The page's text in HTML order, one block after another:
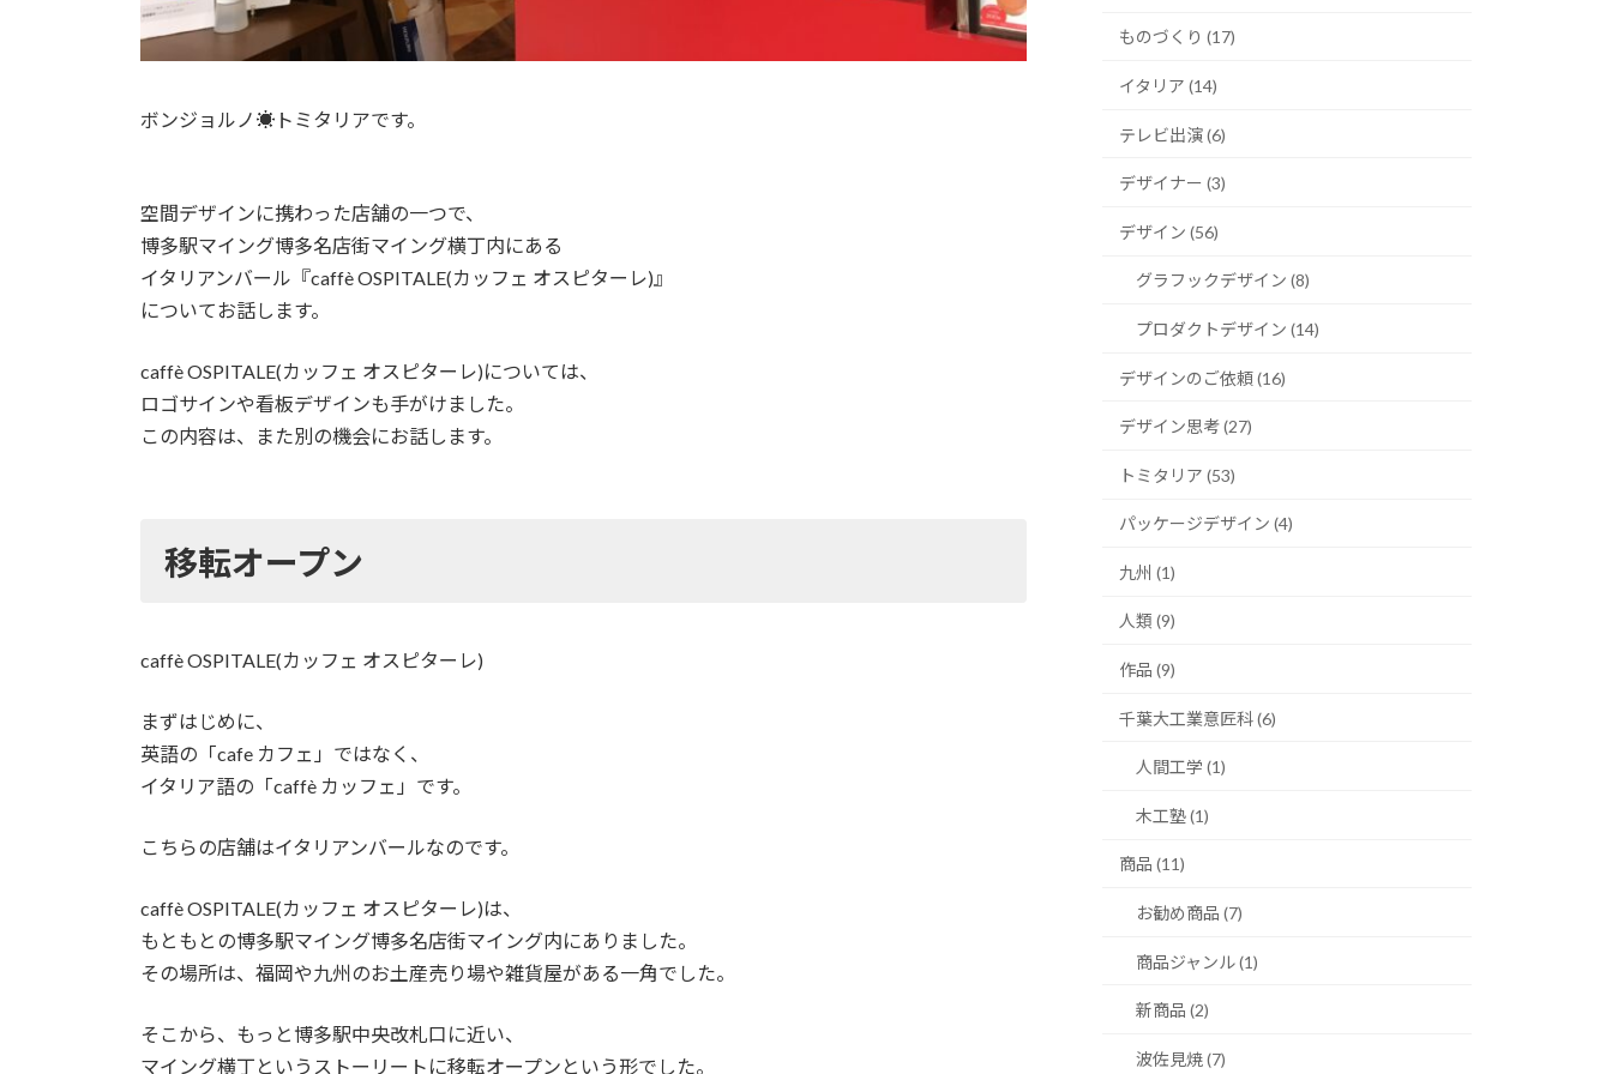
ボンジョルノ☀︎トミタリアです。
空間デザインに携わった店舗の一つで、
博多駅マイング博多名店街マイング横丁内にある
イタリアンバール『caffè OSPITALE(カッフェ オスピターレ)』
についてお話します。
caffè OSPITALE(カッフェ オスピターレ)については、
ロゴサインや看板デザインも手がけました。
この内容は、また別の機会にお話します。
移転オープン
caffè OSPITALE(カッフェ オスピターレ)
まずはじめに、
英語の「cafe カフェ」ではなく、
イタリア語の「caffè カッフェ」です。
こちらの店舗はイタリアンバールなのです。
caffè OSPITALE(カッフェ オスピターレ)は、
もともとの博多駅マイング博多名店街マイング内にありました。
その場所は、福岡や九州のお土産売り場や雑貨屋がある一角でした。
そこから、もっと博多駅中央改札口に近い、
マイング横丁というストーリートに移転オープンという形でした。
ものづくり (17)
イタリア (14)
テレビ出演 (6)
デザイナー (3)
デザイン (56)
グラフックデザイン (8)
プロダクトデザイン (14)
デザインのご依頼 (16)
デザイン思考 (27)
トミタリア (53)
パッケージデザイン (4)
九州 (1)
人類 (9)
作品 (9)
千葉大工業意匠科 (6)
人間工学 (1)
木工塾 (1)
商品 (11)
お勧め商品 (7)
商品ジャンル (1)
新商品 (2)
波佐見焼 (7)